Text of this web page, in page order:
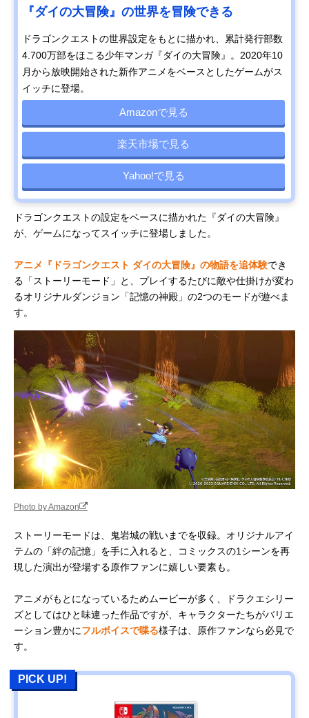
『ダイの大冒険』の世界を冒険できる
ドラゴンクエストの世界設定をもとに描かれ、累計発行部数
4.700万部をほこる少年マンガ『ダイの大冒険』。2020年10
月から放映開始された新作アニメをベースとしたゲームがス
イッチに登場。
Amazonで見る
楽天市場で見る
Yahoo!で見る
ドラゴンクエストの設定をベースに描かれた『ダイの大冒険』
が、ゲームになってスイッチに登場しました。
アニメ『ドラゴンクエスト ダイの大冒険』の物語を追体験でき
る「ストーリーモード」と、プレイするたびに敵や仕掛けが変わ
るオリジナルダンジョン「記憶の神殿」の2つのモードが遊べま
す。
Photo by Amazon
ストーリーモードは、鬼岩城の戦いまでを収録。オリジナルアイ
テムの「絆の記憶」を手に入れると、コミックスの1シーンを再
現した演出が登場する原作ファンに嬉しい要素も。
アニメがもとになっているためムービーが多く、ドラクエシリー
ズとしてはひと味違った作品ですが、キャラクターたちがバリエ
ーション豊かにフルボイスで喋る様子は、原作ファンなら必見で
す。
PICK UP!